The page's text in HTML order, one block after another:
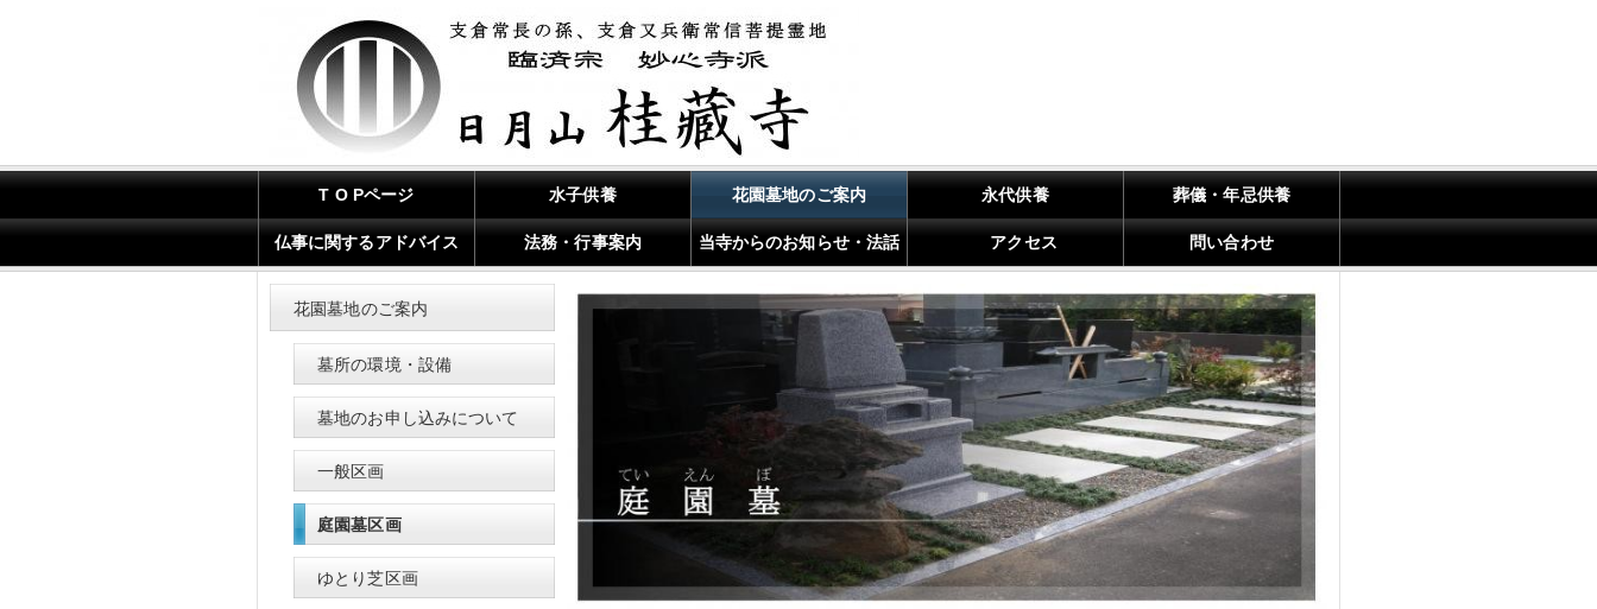
T O Pページ 水子供養 花園墓地のご案内 永代供養 葬儀・年忌供養
仏事に関するアドバイス 法務・行事案内 当寺からのお知らせ・法話 アクセス 問い合わせ
花園墓地のご案内
墓所の環境・設備
墓地のお申し込みについて
一般区画
庭園墓区画
ゆとり芝区画